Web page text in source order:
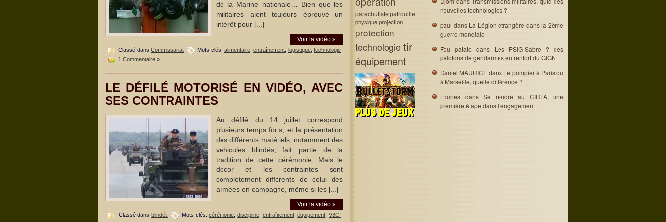
de la Marine nationale… Bien que les
militaires aient toujours éprouvé un
intérêt pour [...]
Voir la vidéo »
Classé dansCommissariat Mots-clés: alimentaire,entraînement logistique,technologie
1 Commentaire »
LE DÉFILÉ MOTORISÉ EN VIDÉO, AVEC
SES CONTRAINTES
Au défilé du 14 juillet correspond
plusieurs temps forts, et la présentation
des différents matériels, notamment des
véhicules blindés, fait partie de la
tradition de cette cérémonie. Mais le
décor et les contraintes sont
complètement différents de celui des
armées en campagne, même si les [...]
Voir la vidéo »
Classé dansblindés Mots-clés:cérémonie discipline, entraînement,équipement ,VBCI
parachutiste patrouille
physiqueprojection
protection
technologietir
équipement
nouvelles technologies ?
paul dans La Légion étrangère dans la 2ème
guerre mondiale
Feu patate dans Les PSIG-Sabre ? des
pelotons de gendarmes en renfort du GIGN
Daniel MAURICE dans Le pompier à Paris ou
à Marseille, quelle différence ?
Lounes dans Se rendre au CIRFA, une
première étape dans l’engagement